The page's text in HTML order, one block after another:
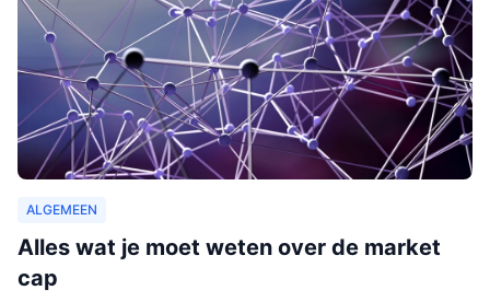
ALGEMEEN
Alles wat je moet weten over de market
cap